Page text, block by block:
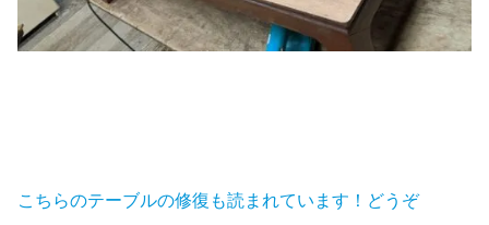
こちらのテーブルの修復も読まれています！どうぞ